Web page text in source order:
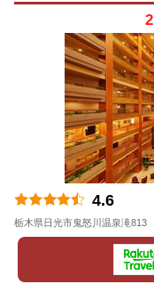
2
4.6
栃木県日光市鬼怒川温泉滝813